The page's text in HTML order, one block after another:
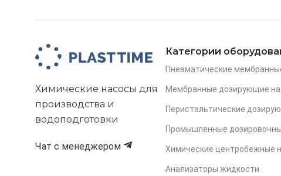
Химические насосы для
производства и
водоподготовки
Чат с менеджером
Категории
Пневматические
Мембранные дозирующие
Перистальтические
Промышленные
Химические центробежные
Анализаторы жидкости